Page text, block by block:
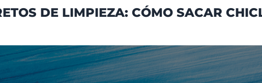
DE LIMPIEZA: CÓMO SACAR